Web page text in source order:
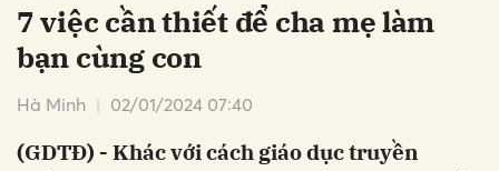
7 việc cần thiết để cha mẹ làm
bạn cùng con
Hà Minh 02/01/2024 07:40
(GDTĐ) - Khác với cách giáo dục truyền